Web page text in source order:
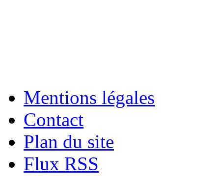
Mentions légales
Contact
Plan du site
Flux RSS